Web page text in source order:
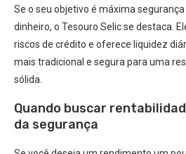
Se o seu objetivo é máxima
dinheiro, o Tesouro Selic se destaca.
riscos de crédito e oferece liquidez
mais tradicional e segura para uma
sólida.
Quando buscar
da segurança